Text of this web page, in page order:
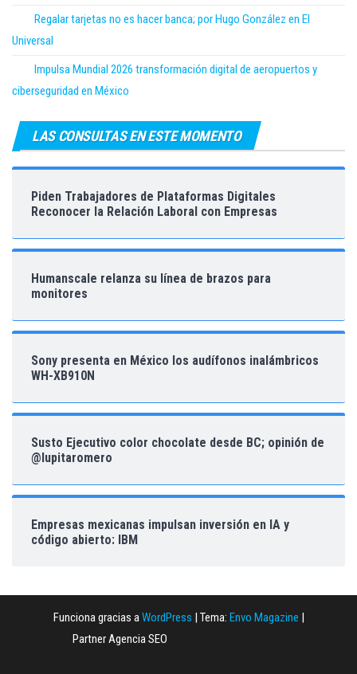
Regalar tarjetas no es hacer banca; por Hugo González en El
Universal
Impulsa Mundial 2026 transformación digital de aeropuertos y
ciberseguridad en México
LAS CONSULTAS EN ESTE MOMENTO
Piden Trabajadores de Plataformas Digitales
Reconocer la Relación Laboral con Empresas
Humanscale relanza su línea de brazos para
monitores
Sony presenta en México los audífonos inalámbricos
WH-XB910N
Susto Ejecutivo color chocolate desde BC; opinión de
@lupitaromero
Empresas mexicanas impulsan inversión en IA y
código abierto: IBM
Funciona gracias aWordPress Tema: Envo Magazine
Partner Agencia SEO